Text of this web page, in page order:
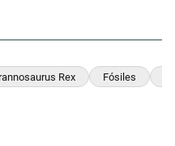
Rex Fósiles